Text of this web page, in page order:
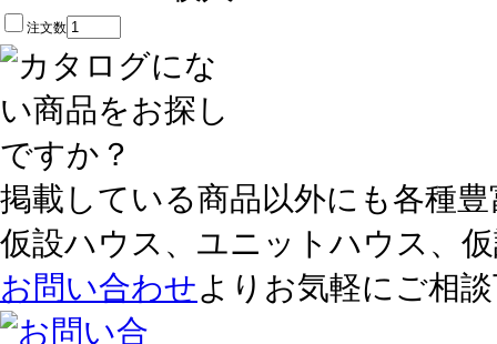
注文数
掲載している商品以外にも各種
仮設ハウス、ユニットハウス、
お問い合わせよりお気軽にご相